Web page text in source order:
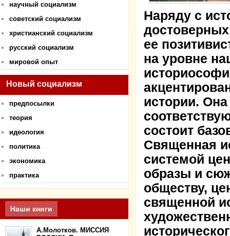
научный социализм
советский социализм
христианский социализм
русский социализм
мировой опыт
Новый социализм
предпосылки
теория
идеология
политика
экономика
практика
Наши книги
А.Молотков. МИССИЯ
Наряду с
ее
на уровне
истории.
состоит
Священная
системой
образы и
обществу,
священной